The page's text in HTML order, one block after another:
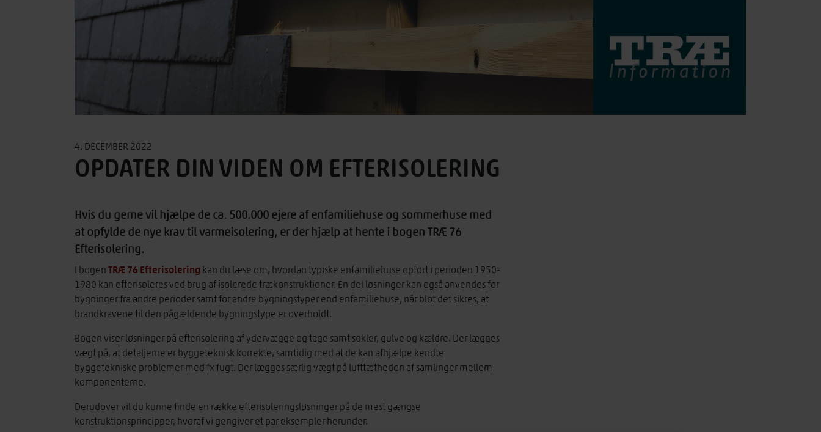
4. DECEMBER 2022
OPDATER DIN VIDEN OM EFTERISOLERING
Hvis du gerne vil hjælpe de ca. 500.000 ejere af enfamiliehuse og sommerhuse med
at opfylde de nye krav til varmeisolering, er der hjælp at hente i bogen TRÆ 76
Efterisolering.
I bogen TRÆ 76 Efterisolering kan du læse om, hvordan typiske enfamiliehuse opført i perioden 1950-
1980 kan efterisoleres ved brug af isolerede trækonstruktioner. En del løsninger kan også anvendes for
bygninger fra andre perioder samt for andre bygningstyper end enfamiliehuse, når blot det sikres, at
brandkravene til den pågældende bygningstype er overholdt.
Bogen viser løsninger på efterisolering af ydervægge og tage samt sokler, gulve og kældre. Der lægges
vægt på, at detaljerne er byggeteknisk korrekte, samtidig med at de kan afhjælpe kendte
byggetekniske problemer med fx fugt. Der lægges særlig vægt på lufttætheden af samlinger mellem
komponenterne.
Derudover vil du kunne finde en række efterisoleringsløsninger på de mest gængse
konstruktionsprincipper, hvoraf vi gengiver et par eksempler herunder.